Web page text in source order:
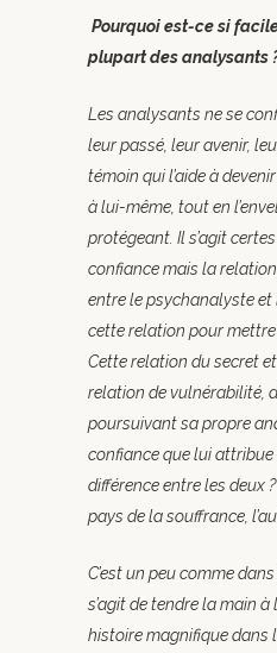
Pourquoi est-ce si
plupart des analysants
Les analysants ne se
leur passé, leur avenir,
témoin qui l’aide à
à lui-même, tout en
protégeant. Il s’agit
confiance mais la
entre le psychanalyste et
cette relation pour mettre
Cette relation du secret
relation de vulnérabilité,
poursuivant sa propre
confiance que lui
différence entre les deux ?
pays de la souffrance,
C’est un peu comme
s’agit de tendre la main à
histoire magnifique dans